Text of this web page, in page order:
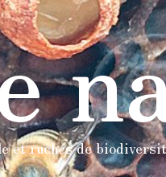
et ruches de